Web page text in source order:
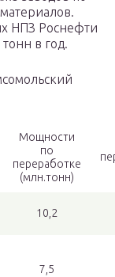
НПЗ Роснефти
в год.
Мощности
по
переработке
(млн.тонн)
10,2
7,5